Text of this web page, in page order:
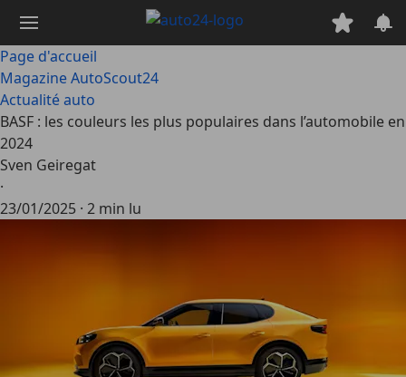
contenu
principal
Page d'accueil
Magazine AutoScout24
Actualité auto
BASF : les couleurs les plus populaires dans l’automobile en
2024
Sven Geiregat
·
23/01/2025 · 2 min lu